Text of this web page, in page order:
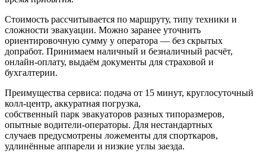
Стоимость рассчитывается по маршруту, типу техники и
сложности эвакуации. Можно заранее уточнить
ориентировочную сумму у оператора — без скрытых
допработ. Принимаем наличный и безналичный расчёт,
онлайн-оплату, выдаём документы для страховой и
бухгалтерии.
Преимущества сервиса: подача от 15 минут, круглосуточный
колл‑центр, аккуратная погрузка,
собственный парк эвакуаторов разных типоразмеров,
опытные водители-операторы. Для нестандартных
случаев предусмотрены ложементы для спорткаров,
удлинённые аппарели и низкие углы заезда.